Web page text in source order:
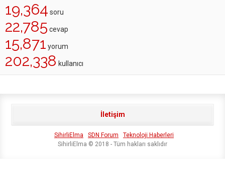
19,364 soru
22,785 cevap
15,871 yorum
202,338 kullanıcı
İletişim
SihirliElma SDN Forum
Teknoloji Haberleri
SihirliElma © 2018 - Tüm hakları saklıdır